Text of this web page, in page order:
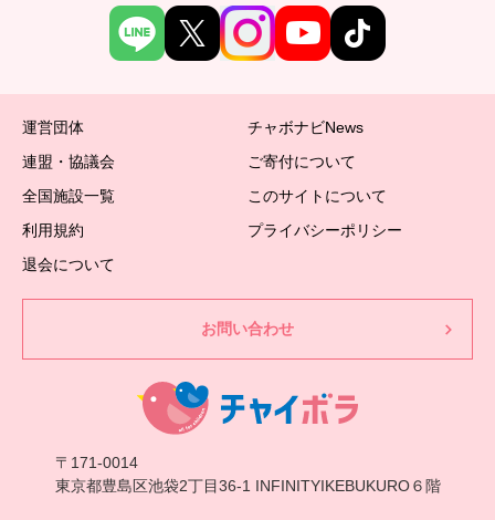
運営団体
チャボナビNews
連盟・協議会
ご寄付について
全国施設一覧
このサイトについて
利用規約
プライバシーポリシー
退会について
お問い合わせ
〒171-0014
東京都豊島区池袋2丁目36-1 INFINITYIKEBUKURO６階